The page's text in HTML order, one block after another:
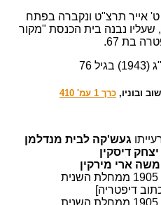
ט' אייר תרצ"ט ונקברה בפתח
נבנה בית הכנסת "מקור
בת 67.
76
ובוניו, כרך 1 עמ' 410
געש'קה לבית מנדלמן
דיסקין
משה ארי מירקין
[נפטר בשנת 1905 ממחלת השנית
דיפטריה]